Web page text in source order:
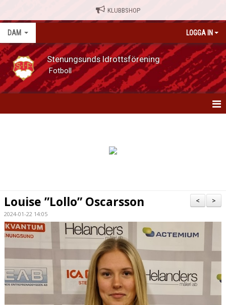
KLUBBSHOP
DAM LOGGA IN
Stenungsunds Idrottsförening
Fotboll
SERIETABELL
BILDGALLERI
KONTAKT
>
<
Louise ”Lollo” Oscarsson
2024-01-22 14:05